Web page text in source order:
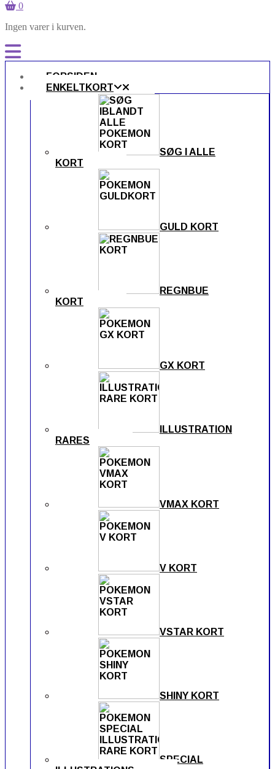
0
Ingen varer i kurven.
FORSIDEN
ENKELTKORT
SØG I ALLE
KORT
GULD KORT
REGNBUE
KORT
GX KORT
ILLUSTRATION
RARES
VMAX KORT
V KORT
VSTAR KORT
SHINY KORT
SPECIAL